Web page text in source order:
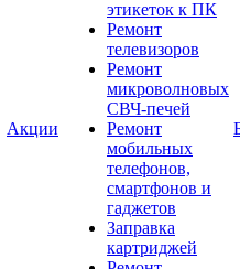
Акции
этикеток к ПК
Ремонт
телевизоров
Ремонт
микроволновых
СВЧ-печей
Ремонт
мобильных
телефонов,
смартфонов и
гаджетов
Заправка
картриджей